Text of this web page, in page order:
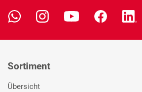
Sortiment
Übersicht